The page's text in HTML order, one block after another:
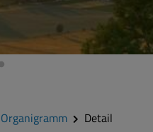
Organigramm Detail